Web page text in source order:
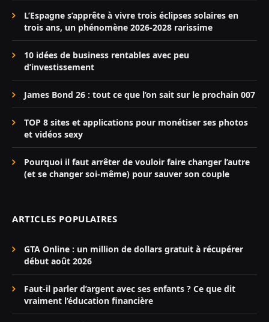
L’Espagne s’apprête à vivre trois éclipses solaires en
trois ans, un phénomène 2026-2028 rarissime
10 idées de business rentables avec peu
d’investissement
James Bond 26 : tout ce que l’on sait sur le prochain 007
TOP 8 sites et applications pour monétiser ses photos
et vidéos sexy
Pourquoi il faut arrêter de vouloir faire changer l’autre
(et se changer soi-même) pour sauver son couple
ARTICLES POPULAIRES
GTA Online : un million de dollars gratuit à récupérer
début août 2026
Faut-il parler d’argent avec ses enfants ? Ce que dit
vraiment l’éducation financière